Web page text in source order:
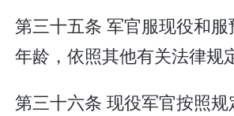
第三十五条 军官服现役和
年龄，依照其他有关法律规
第三十六条 现役军官按照